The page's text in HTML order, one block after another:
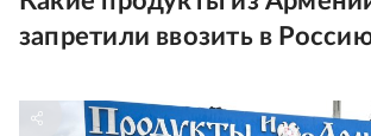
запретили ввозить в